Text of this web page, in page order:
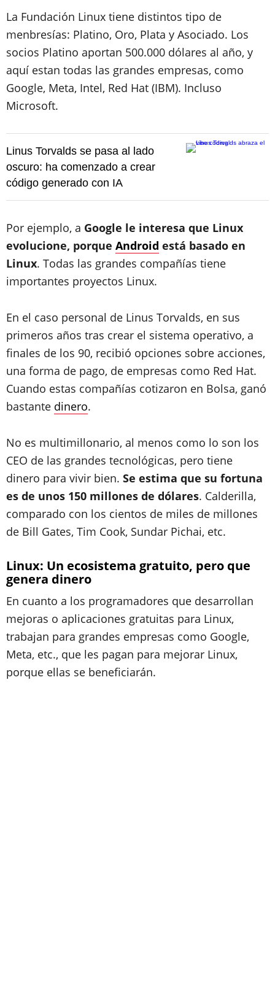
La Fundación Linux tiene distintos tipo de
menbresías: Platino, Oro, Plata y Asociado. Los
socios Platino aportan 500.000 dólares al año, y
aquí estan todas las grandes empresas, como
Google, Meta, Intel, Red Hat (IBM). Incluso
Microsoft.
Linus Torvalds se pasa al lado
oscuro: ha comenzado a crear
código generado con IA
Por ejemplo, a Google le interesa que Linux
evolucione, porque Android está basado en
Linux. Todas las grandes compañías tiene
importantes proyectos Linux.
En el caso personal de Linus Torvalds, en sus
primeros años tras crear el sistema operativo, a
finales de los 90, recibió opciones sobre acciones,
una forma de pago, de empresas como Red Hat.
Cuando estas compañías cotizaron en Bolsa, ganó
bastante dinero.
No es multimillonario, al menos como lo son los
CEO de las grandes tecnológicas, pero tiene
dinero para vivir bien. Se estima que su fortuna
es de unos 150 millones de dólares. Calderilla,
comparado con los cientos de miles de millones
de Bill Gates, Tim Cook, Sundar Pichai, etc.
Linux: Un ecosistema gratuito, pero que
genera dinero
En cuanto a los programadores que desarrollan
mejoras o aplicaciones gratuitas para Linux,
trabajan para grandes empresas como Google,
Meta, etc., que les pagan para mejorar Linux,
porque ellas se beneficiarán.